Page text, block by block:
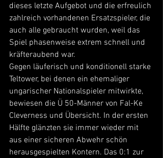
dieses letzte Aufgebot und die erfreulich
zahlreich vorhandenen Ersatzspieler, die
auch alle gebraucht wurden, weil das
Spiel phasenweise extrem schnell und
kräfteraubend war.
Gegen läuferisch und konditionell starke
Teltower, bei denen ein ehemaliger
ungarischer Nationalspieler mitwirkte,
bewiesen die Ü 50-Männer von Fal-Ke
Cleverness und Übersicht. In der ersten
Hälfte glänzten sie immer wieder mit
aus einer sicheren Abwehr schön
herausgespielten Kontern. Das 0:1 zur